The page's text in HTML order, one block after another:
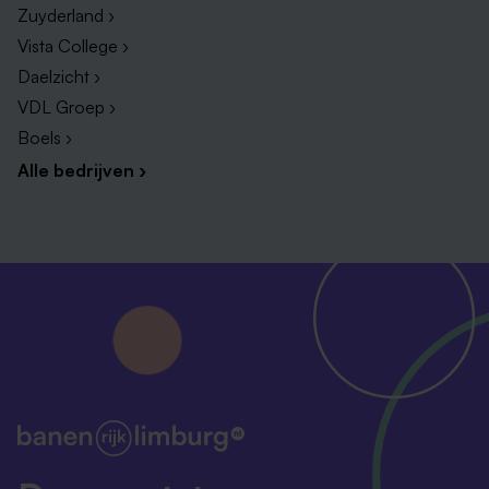
overtuigende manier te delen met de organisatie,
waarbij je effectief communiceert met diverse
stakeholders;
AVG, VIR-BI, BIO;
CISSP, CISM, CIAM, SC-300, CIAM, OSCP of de
arbeidsvoorwaarden
volgen wij de CAO
Dat betekent dat je onder andere kunt rekenen op het
Zuyderland ›
Vista College ›
Daelzicht ›
VDL Groep ›
Boels ›
Alle bedrijven ›